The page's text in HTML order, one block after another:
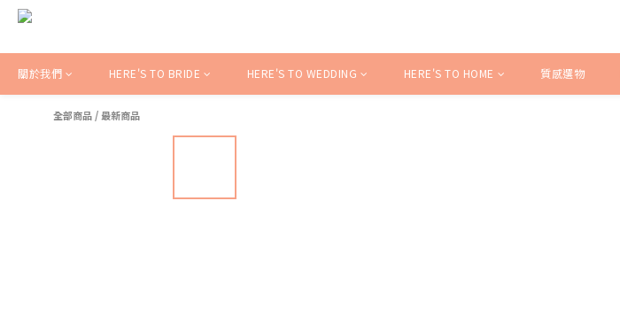
關於我們 HERE'S TO BRIDE HERE'S TO WEDDING HERE'S TO HOME 質感選物
全部商品 / 最新商品